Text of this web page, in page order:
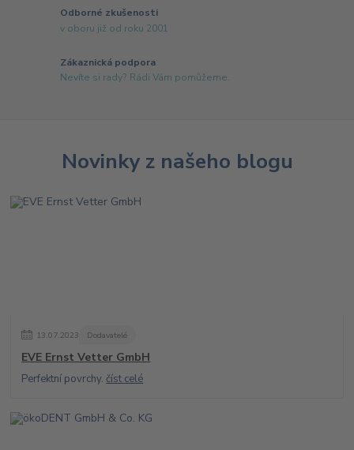
Odborné zkušenosti
v oboru již od roku 2001
Zákaznická podpora
Nevíte si rady? Rádi Vám pomůžeme.
Novinky z našeho blogu
13.07.2023 Dodavatelé
EVE Ernst Vetter GmbH
Perfektní povrchy.číst celé